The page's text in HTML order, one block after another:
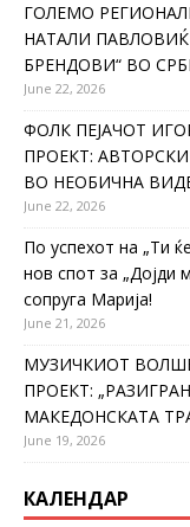
ГОЛЕМО
НАТАЛИ
БРЕНДОВИ“ ВО
June 22, 2026
ФОЛК ПЕЈАЧОТ
ПРОЕКТ:
ВО НЕОБИЧНА
June 22, 2026
По успехот на „Ти
нов спот за „Дојди
сопруга Марија!
June 21, 2026
МУЗИЧКИОТ
ПРОЕКТ:
МАКЕДОНСКАТА
June 19, 2026
КАЛЕНДАР